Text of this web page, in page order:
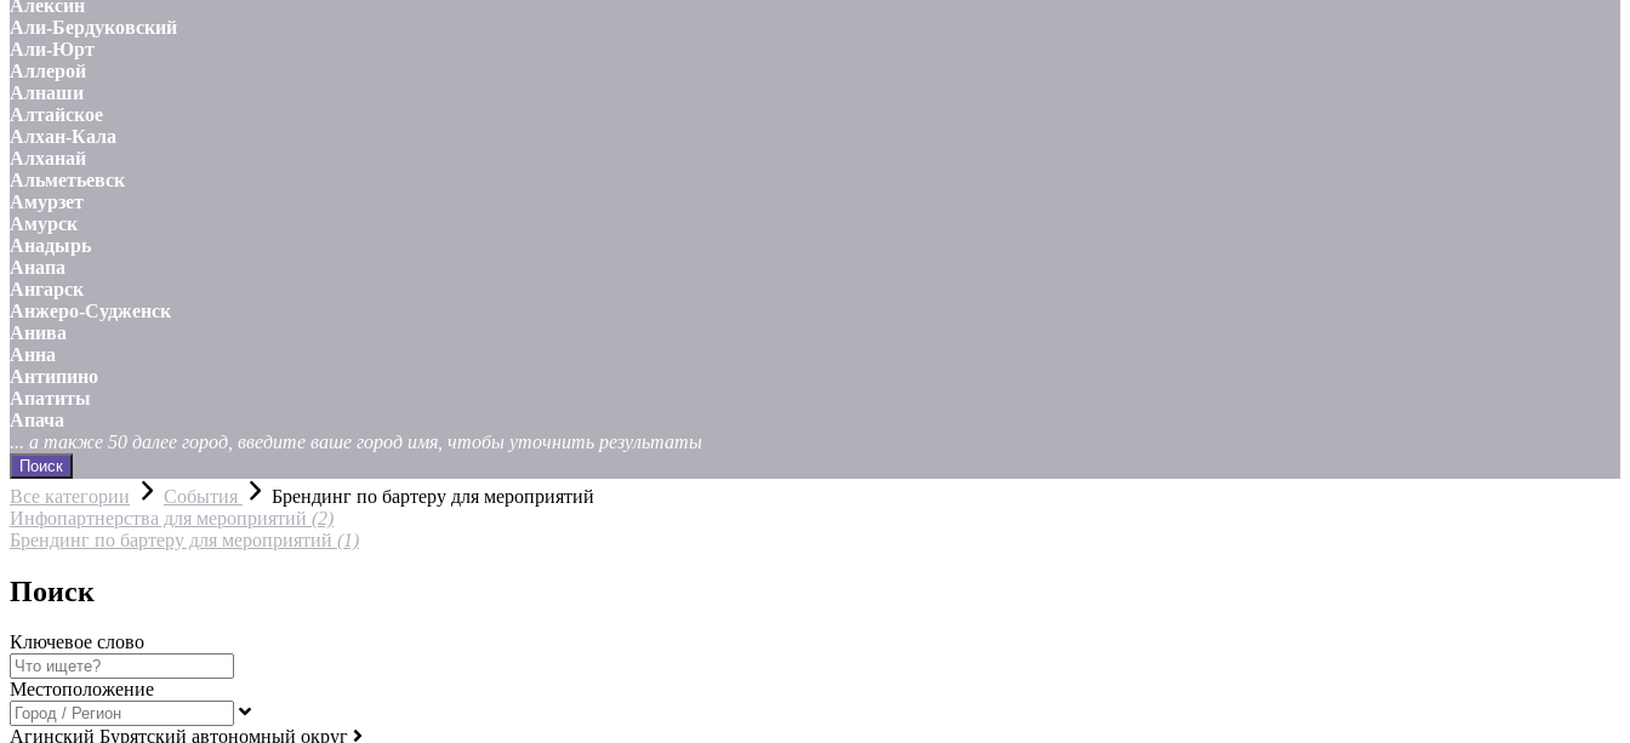
Алексин
Али-Бердуковский
Али-Юрт
Аллерой
Алнаши
Алтайское
Алхан-Кала
Алханай
Альметьевск
Амурзет
Амурск
Анадырь
Анапа
Ангарск
Анжеро-Судженск
Анива
Анна
Антипино
Апатиты
Апача
... а также 50 далее город, введите ваше город имя, чтобы уточнить результаты
Поиск
Все категории События
Брендинг по бартеру для мероприятий
Инфопартнерства для мероприятий (2)
Брендинг по бартеру для мероприятий (1)
Поиск
Ключевое слово
Местоположение
Агинский Бурятский автономный округ